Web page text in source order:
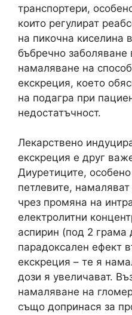
транспортери,
които регулират
на пикочна киселина
бъбречно
намаляване на
екскреция, което
на подагра при
недостатъчност.
Лекарствено
екскреция е друг
Диуретиците,
петлевите,
чрез промяна на
електролитни
аспирин (под 2 грама
парадоксален ефект
екскреция – те я
дози я увеличават.
намаляване на
също допринася за